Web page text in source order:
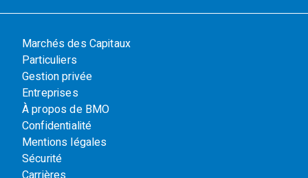
Marchés des Capitaux
Particuliers
Gestion privée
Entreprises
À propos de BMO
Confidentialité
Mentions légales
Sécurité